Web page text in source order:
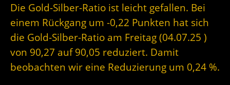
Die Gold-Silber-Ratio ist leicht gefallen. Bei
einem Rückgang um -0,22 Punkten hat sich
die Gold-Silber-Ratio am Freitag (04.07.25 )
von 90,27 auf 90,05 reduziert. Damit
beobachten wir eine Reduzierung um 0,24 %.